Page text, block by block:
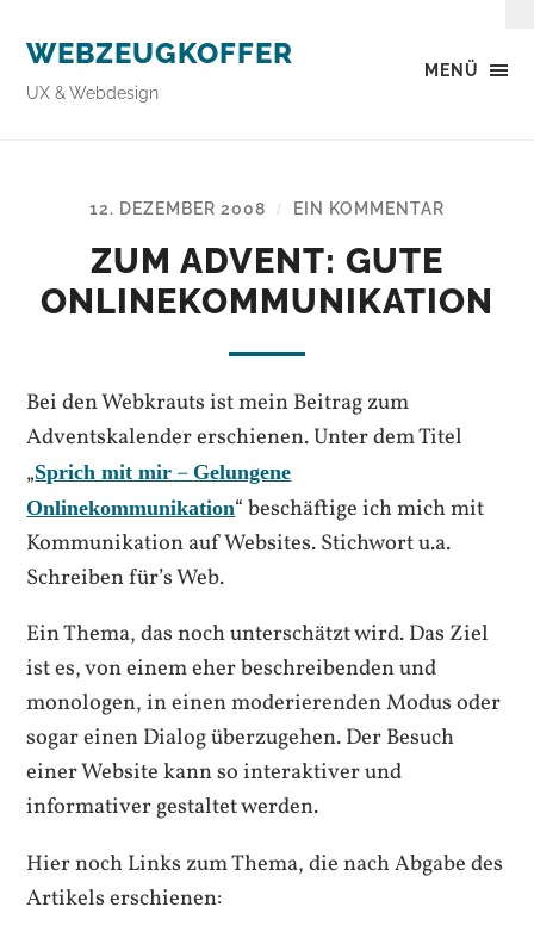
MENÜ
WEBZEUGKOFFER
UX & Webdesign
12. DEZEMBER 2008 / EIN KOMMENTAR
ZUM ADVENT: GUTE
ONLINEKOMMUNIKATION
Bei den Webkrauts ist mein Beitrag zum
Adventskalender erschienen. Unter dem Titel
„Sprich mit mir–Gelungene
Onlinekommunikation“ beschäftige ich mich mit
Kommunikation auf Websites. Stichwort u.a.
Schreiben für’s Web.
Ein Thema, das noch unterschätzt wird. Das Ziel
ist es, von einem eher beschreibenden und
monologen, in einen moderierenden Modus oder
sogar einen Dialog überzugehen. Der Besuch
einer Website kann so interaktiver und
informativer gestaltet werden.
Hier noch Links zum Thema, die nach Abgabe des
Artikels erschienen: